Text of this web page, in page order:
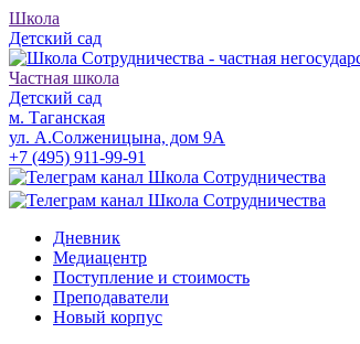
Школа
Детский сад
Частная школа
Детский сад
м. Таганская
ул. А.Солженицына, дом 9А
+7 (495) 911-99-91
Дневник
Медиацентр
Поступление и стоимость
Преподаватели
Новый корпус